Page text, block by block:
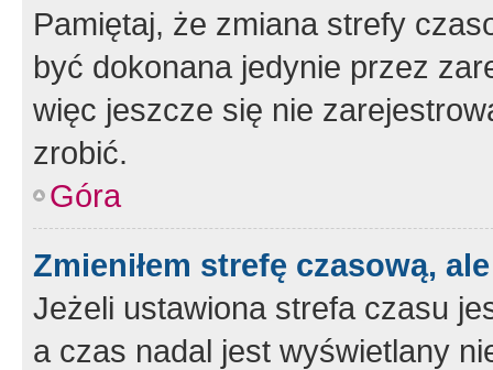
Pamiętaj, że zmiana strefy
być dokonana jedynie przez
więc jeszcze się nie
zrobić.
Góra
Zmieniłem strefę czasową,
Jeżeli ustawiona strefa czasu
a czas nadal jest wyświetlany